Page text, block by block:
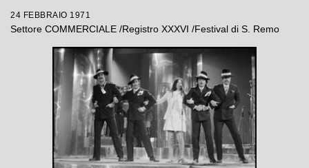
24 FEBBRAIO 1971
Settore COMMERCIALE /Registro XXXVI /Festival di S. Remo